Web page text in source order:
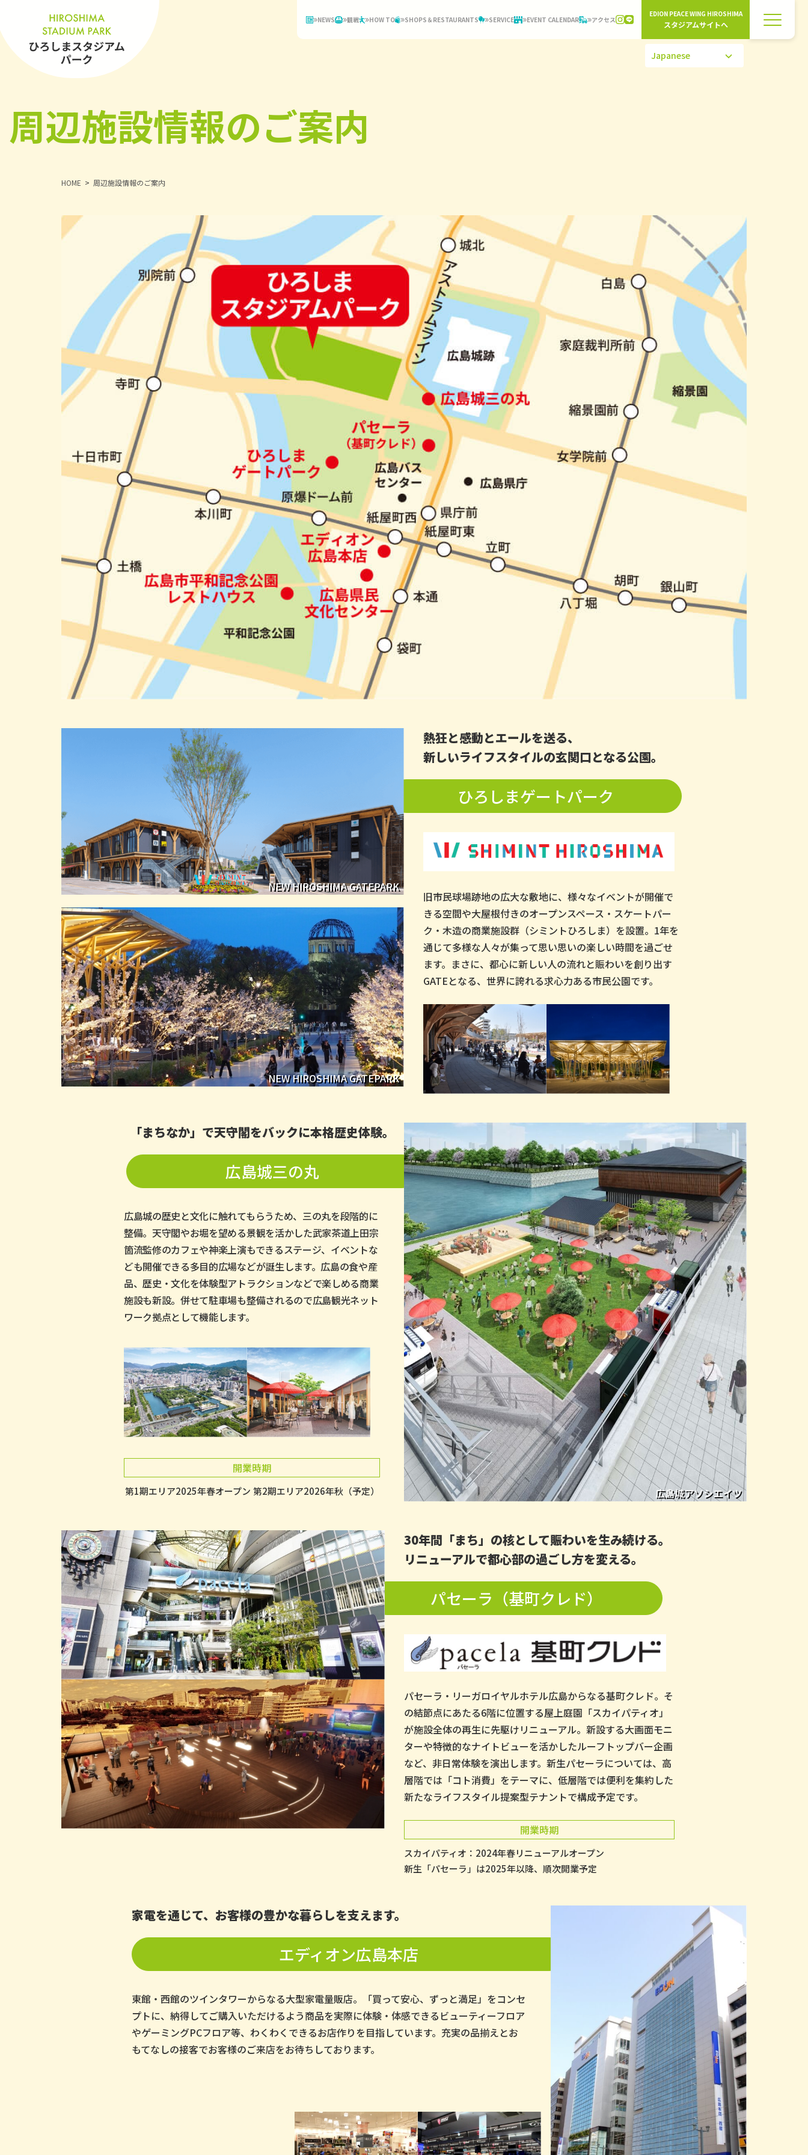
NEWS 観戦 HOW TO SHOPS＆RESTAURANTS SERVICE EVENT CALENDAR アクセス
EDION PEACE WING HIROSHIMA
スタジアムサイトへ
周辺施設情報のご案内
HOME 周辺施設情報のご案内
NEW HIROSHIMA GATEPARK
NEW HIROSHIMA GATEPARK
熱狂と感動とエールを送る、
新しいライフスタイルの玄関口となる公園。
ひろしまゲートパーク
旧市民球場跡地の広大な敷地に、様々なイベントが開催で
きる空間や大屋根付きのオープンスペース・スケートパー
ク・木造の商業施設群（シミントひろしま）を設置。1年を
通じて多様な人々が集って思い思いの楽しい時間を過ごせ
ます。まさに、都心に新しい人の流れと賑わいを創り出す
GATEとなる、世界に誇れる求心力ある市民公園です。
広島城アソシエイツ
「まちなか」で天守閣をバックに本格歴史体験｡
広島城三の丸
広島城の歴史と文化に触れてもらうため、三の丸を段階的に
整備。天守閣やお堀を望める景観を活かした武家茶道上田宗
箇流監修のカフェや神楽上演もできるステージ、イベントな
ども開催できる多目的広場などが誕生します。広島の食や産
品、歴史・文化を体験型アトラクションなどで楽しめる商業
施設も新設。併せて駐車場も整備されるので広島観光ネット
ワーク拠点として機能します。
開業時期
第1期エリア2025年春オープン 第2期エリア2026年秋（予定）
30年間「まち」の核として賑わいを生み続ける｡
リニューアルで都心部の過ごし方を変える｡
パセーラ（基町クレド）
パセーラ・リーガロイヤルホテル広島からなる基町クレド。そ
の結節点にあたる6階に位置する屋上庭園「スカイパティオ」
が施設全体の再生に先駆けリニューアル。新設する大画面モニ
ターや特徴的なナイトビューを活かしたルーフトップバー企画
など、非日常体験を演出します。新生パセーラについては、高
層階では「コト消費」をテーマに、低層階では便利を集約した
新たなライフスタイル提案型テナントで構成予定です。
開業時期
スカイパティオ：2024年春リニューアルオープン
新生「パセーラ」は2025年以降、順次開業予定
家電を通じて、お客様の豊かな暮らしを支えます。
エディオン広島本店
東館・西館のツインタワーからなる大型家電量販店。「買って安心、ずっと満足」をコンセ
プトに、納得してご購入いただけるよう商品を実際に体験・体感できるビューティーフロア
やゲーミングPCフロア等、わくわくできるお店作りを目指しています。充実の品揃えとお
もてなしの接客でお客様のご来店をお待ちしております。